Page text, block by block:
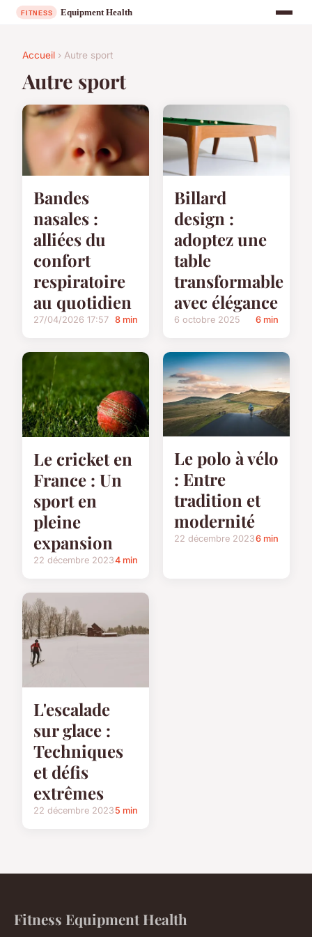
Accueil › Autre sport
Autre sport
Bandes
nasales :
alliées du
confort
respiratoire
au quotidien
27/04/2026 17:57 8 min
Billard
design :
adoptez une
table
transformable
avec élégance
6 octobre 2025 6 min
Le cricket en
France : Un
sport en
pleine
expansion
22 décembre 20234 min
Le polo à vélo
: Entre
tradition et
modernité
22 décembre 20236 min
L'escalade
sur glace :
Techniques
et défis
extrêmes
22 décembre 2023 5 min
Fitness Equipment Health